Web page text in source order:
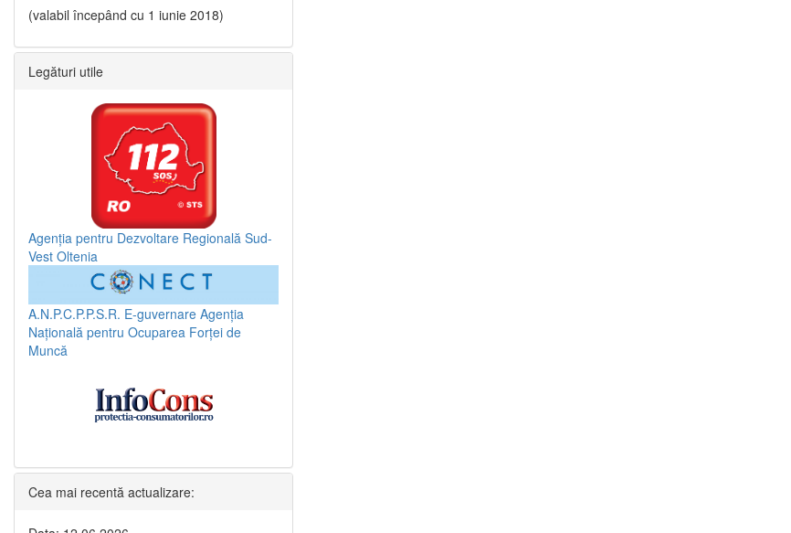
(valabil începând cu 1 iunie 2018)
Legături utile
Agenția pentru Dezvoltare Regională Sud-
Vest Oltenia
A.N.P.C.P.P.S.R. E-guvernare Agenția
Națională pentru Ocuparea Forței de
Muncă
Cea mai recentă actualizare: